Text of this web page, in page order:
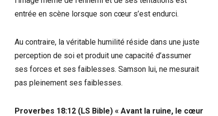
entrée en scène lorsque son cœur s’est endurci.
Au contraire, la véritable humilité réside dans une juste
perception de soi et produit une capacité d’assumer
ses forces et ses faiblesses. Samson lui, ne mesurait
pas pleinement ses faiblesses.
Proverbes 18:12 (LS Bible) « Avant la ruine, le cœur